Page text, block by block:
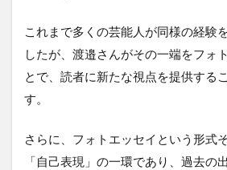
これまで多くの芸能人が同様の経験
したが、渡邉さんがその一端をフォ
とで、読者に新たな視点を提供する
す。
さらに、フォトエッセイという形式
「自己表現」の一環であり、過去の